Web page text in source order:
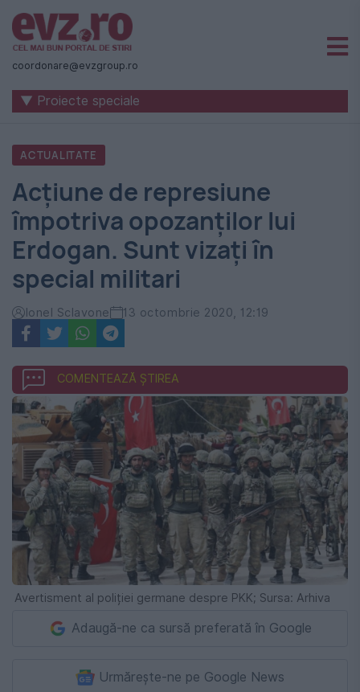
Știri
naționale
internaționale
România
-
Evenimentul
Zilei
coordonare@evzgroup.ro
▼ Proiecte speciale
ACTUALITATE
Acțiune de represiune
împotriva opozanților lui
Erdogan. Sunt vizați în
special militari
Ionel Sclavone 13 octombrie 2020, 12:19
COMENTEAZĂ ȘTIREA
Avertisment al poliției germane despre PKK; Sursa: Arhiva
Adaugă-ne ca sursă preferată în Google
Urmărește-ne pe Google News